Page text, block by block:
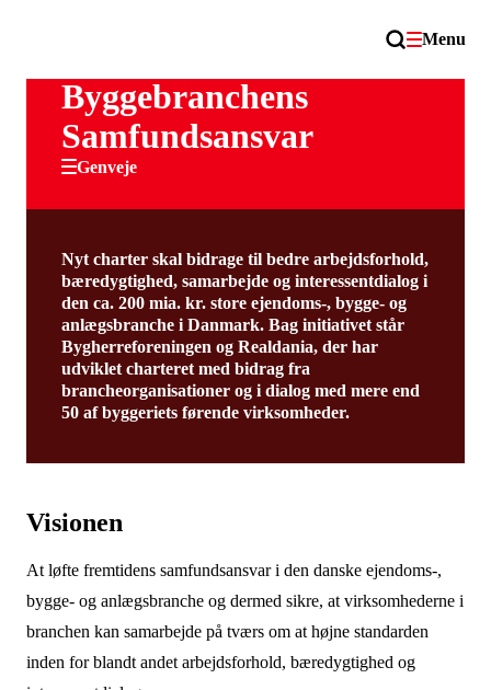
Menu
Byggebranchens
Samfundsansvar
Genveje
Nyt charter skal bidrage til bedre arbejdsforhold,
bæredygtighed, samarbejde og interessentdialog i
den ca. 200 mia. kr. store ejendoms-, bygge- og
anlægsbranche i Danmark. Bag initiativet står
Bygherreforeningen og Realdania, der har
udviklet charteret med bidrag fra
brancheorganisationer og i dialog med mere end
50 af byggeriets førende virksomheder.
Visionen
At løfte fremtidens samfundsansvar i den danske ejendoms-,
bygge- og anlægsbranche og dermed sikre, at virksomhederne i
branchen kan samarbejde på tværs om at højne standarden
inden for blandt andet arbejdsforhold, bæredygtighed og